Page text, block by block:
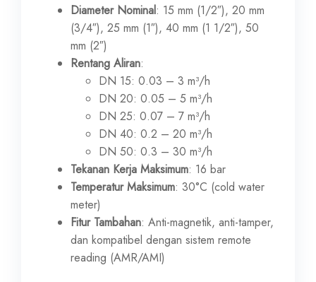
Diameter Nominal: 15 mm (1/2″), 20 mm
(3/4″), 25 mm (1″), 40 mm (1 1/2″), 50
mm (2″)
Rentang Aliran:
DN 15: 0.03 – 3 m³/h
DN 20: 0.05 – 5 m³/h
DN 25: 0.07 – 7 m³/h
DN 40: 0.2 – 20 m³/h
DN 50: 0.3 – 30 m³/h
Tekanan Kerja Maksimum: 16 bar
Temperatur Maksimum: 30°C (cold water
meter)
Fitur Tambahan: Anti-magnetik, anti-tamper,
dan kompatibel dengan sistem remote
reading (AMR/AMI)